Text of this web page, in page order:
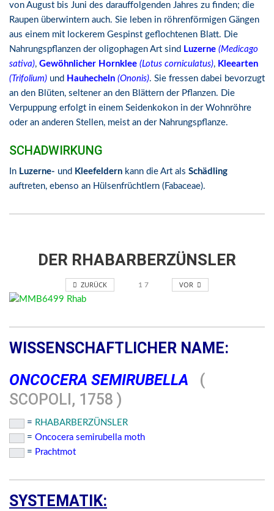
von August bis Juni des darauffolgenden Jahres zu finden; die
Raupen überwintern auch. Sie leben in röhrenförmigen Gängen
aus einem mit lockerem Gespinst geflochtenen Blatt. Die
Nahrungspflanzen der oligophagen Art sind Luzerne (Medicago
sativa), Gewöhnlicher Hornklee (Lotus corniculatus), Kleearten
(Trifolium) und Hauhecheln (Ononis). Sie fressen dabei bevorzugt
an den Blüten, seltener an den Blättern der Pflanzen. Die
Verpuppung erfolgt in einem Seidenkokon in der Wohnröhre
oder an anderen Stellen, meist an der Nahrungspflanze.
SCHADWIRKUNG
In Luzerne- und Kleefeldern kann die Art als Schädling
auftreten, ebenso an Hülsenfrüchtlern (Fabaceae).
DER RHABARBERZÜNSLER
ZURÜCK 1 7 VOR
WISSENSCHAFTLICHER NAME:
ONCOCERA SEMIRUBELLA (
SCOPOLI, 1758 )
= RHABARBERZÜNSLER
= Oncocera semirubella moth
= Prachtmot
SYSTEMATIK: